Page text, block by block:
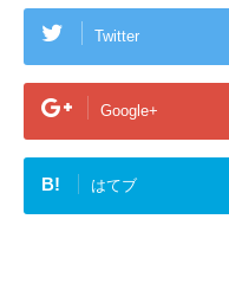
Twitter
Google+
B! はてブ